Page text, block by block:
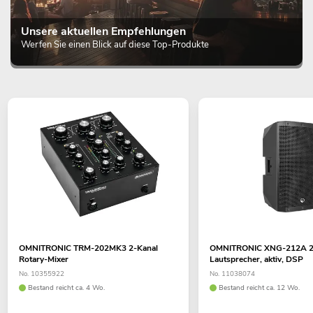
Unsere aktuellen Empfehlungen
Werfen Sie einen Blick auf diese Top-Produkte
OMNITRONIC TRM-202MK3 2-Kanal
Rotary-Mixer
No. 10355922
Bestand reicht ca. 4 Wo.
OMNITRONIC XNG-212A
Lautsprecher, aktiv, DSP
No. 11038074
Bestand reicht ca. 12 Wo.